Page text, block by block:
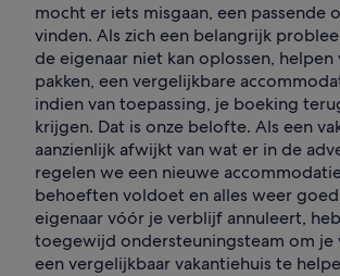
mocht er iets misgaan, een passende
vinden. Als zich een belangrijk
de eigenaar niet kan oplossen,
pakken, een vergelijkbare
indien van toepassing, je boeking
krijgen. Dat is onze belofte. Als een
aanzienlijk afwijkt van wat er in de
regelen we een nieuwe
behoeften voldoet en alles weer
eigenaar vóór je verblijf annuleert,
toegewijd ondersteuningsteam om je
een vergelijkbaar vakantiehuis te